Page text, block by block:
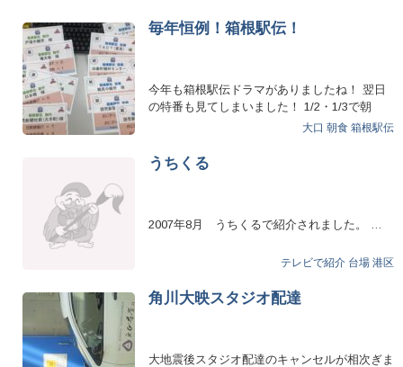
毎年恒例！箱根駅伝！
今年も箱根駅伝ドラマがありましたね！ 翌日
の特番も見てしまいました！ 1/2・1/3で朝
大口 朝食 箱根駅伝
うちくる
2007年8月 うちくるで紹介されました。 …
テレビで紹介 台場 港区
角川大映スタジオ配達
大地震後スタジオ配達のキャンセルが相次ぎま